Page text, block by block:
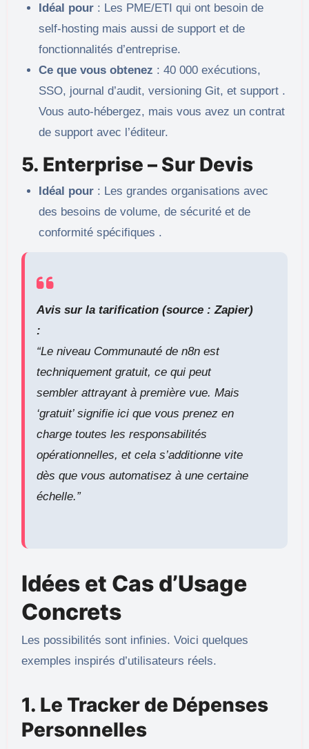
Idéal pour : Les PME/ETI qui ont besoin de
self-hosting mais aussi de support et de
fonctionnalités d’entreprise.
Ce que vous obtenez : 40 000 exécutions,
SSO, journal d’audit, versioning Git, et support .
Vous auto-hébergez, mais vous avez un contrat
de support avec l’éditeur.
5. Enterprise – Sur Devis
Idéal pour : Les grandes organisations avec
des besoins de volume, de sécurité et de
conformité spécifiques .
Avis sur la tarification (source : Zapier)
:
“Le niveau Communauté de n8n est
techniquement gratuit, ce qui peut
sembler attrayant à première vue. Mais
‘gratuit’ signifie ici que vous prenez en
charge toutes les responsabilités
opérationnelles, et cela s’additionne vite
dès que vous automatisez à une certaine
échelle.”
Idées et Cas d’Usage
Concrets
Les possibilités sont infinies. Voici quelques
exemples inspirés d’utilisateurs réels.
1. Le Tracker de Dépenses
Personnelles